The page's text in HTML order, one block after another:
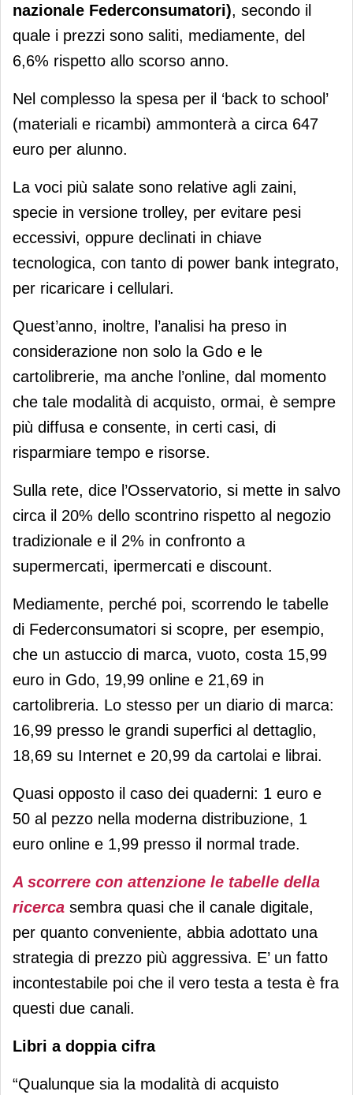
nazionale Federconsumatori), secondo il
quale i prezzi sono saliti, mediamente, del
6,6% rispetto allo scorso anno.
Nel complesso la spesa per il ‘back to school’
(materiali e ricambi) ammonterà a circa 647
euro per alunno.
La voci più salate sono relative agli zaini,
specie in versione trolley, per evitare pesi
eccessivi, oppure declinati in chiave
tecnologica, con tanto di power bank integrato,
per ricaricare i cellulari.
Quest’anno, inoltre, l’analisi ha preso in
considerazione non solo la Gdo e le
cartolibrerie, ma anche l’online, dal momento
che tale modalità di acquisto, ormai, è sempre
più diffusa e consente, in certi casi, di
risparmiare tempo e risorse.
Sulla rete, dice l’Osservatorio, si mette in salvo
circa il 20% dello scontrino rispetto al negozio
tradizionale e il 2% in confronto a
supermercati, ipermercati e discount.
Mediamente, perché poi, scorrendo le tabelle
di Federconsumatori si scopre, per esempio,
che un astuccio di marca, vuoto, costa 15,99
euro in Gdo, 19,99 online e 21,69 in
cartolibreria. Lo stesso per un diario di marca:
16,99 presso le grandi superfici al dettaglio,
18,69 su Internet e 20,99 da cartolai e librai.
Quasi opposto il caso dei quaderni: 1 euro e
50 al pezzo nella moderna distribuzione, 1
euro online e 1,99 presso il normal trade.
A scorrere con attenzione le tabelle della
ricerca sembra quasi che il canale digitale,
per quanto conveniente, abbia adottato una
strategia di prezzo più aggressiva. E’ un fatto
incontestabile poi che il vero testa a testa è fra
questi due canali.
Libri a doppia cifra
“Qualunque sia la modalità di acquisto